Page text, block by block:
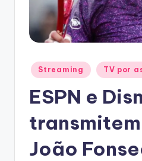
Posted
in
Streaming TV por
ESPN e
João